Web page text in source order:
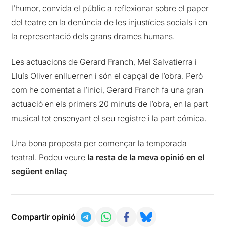
l’humor, convida el públic a reflexionar sobre el paper
del teatre en la denúncia de les injustícies socials i en
la representació dels grans drames humans.
Les actuacions de Gerard Franch, Mel Salvatierra i
Lluís Oliver enlluernen i són el capçal de l’obra. Però
com he comentat a l’inici, Gerard Franch fa una gran
actuació en els primers 20 minuts de l’obra, en la part
musical tot ensenyant el seu registre i la part cómica.
Una bona proposta per començar la temporada
teatral. Podeu veure la resta de la meva opinió en el
següent enllaç
Compartir opinió